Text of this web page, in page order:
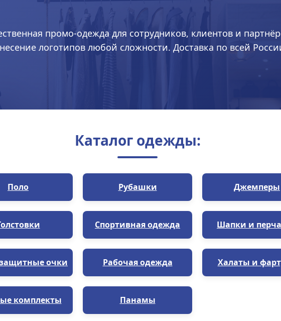
промо-одежда для сотрудников, клиентов и
логотипов любой сложности. Доставка по всей
Каталог одежды:
Поло Рубашки Джемперы
Спортивная одежда Шапки и
очки Рабочая одежда Халаты и
комплекты Панамы